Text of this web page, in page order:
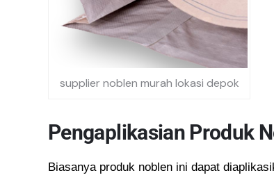
supplier noblen murah lokasi depok
Pengaplikasian Produk
Biasanya produk noblen ini dapat